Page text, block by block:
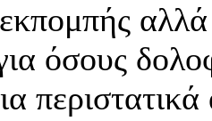
όσους